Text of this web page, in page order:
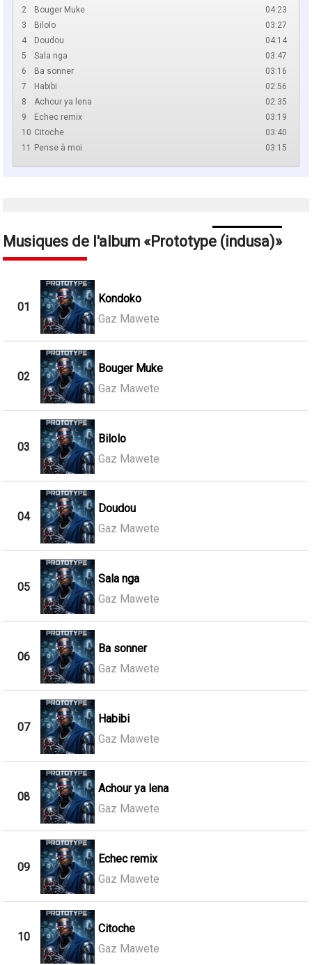
2
04:23
Bouger Muke
3
03:27
Bilolo
4
04:14
Doudou
5
03:47
Sala nga
6
03:16
Ba sonner
7
02:56
Habibi
8
02:35
Achour ya lena
9
03:19
Echec remix
10
03:40
Citoche
11
03:15
Pense à moi
Musiques de l'album Prototype (indusa)
01
Kondoko
Gaz Mawete
02
Bouger Muke
Gaz Mawete
03
Bilolo
Gaz Mawete
04
Doudou
Gaz Mawete
05
Sala nga
Gaz Mawete
06
Ba sonner
Gaz Mawete
07
Habibi
Gaz Mawete
08
Achour ya lena
Gaz Mawete
09
Echec remix
Gaz Mawete
10
Citoche
Gaz Mawete